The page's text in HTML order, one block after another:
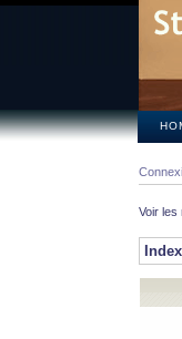
Voir